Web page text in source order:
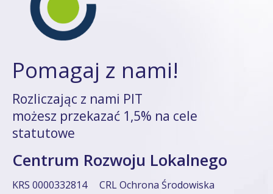
Pomagaj z nami!
Rozliczając z nami PIT
możesz przekazać 1,5% na cele
statutowe
Centrum Rozwoju Lokalnego
KRS 0000332814 CRL Ochrona Środowiska